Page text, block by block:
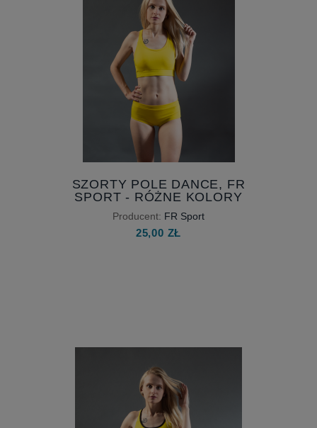
SZORTY POLE DANCE, FR
SPORT - RÓŻNE KOLORY
Producent: FR Sport
25,00 ZŁ